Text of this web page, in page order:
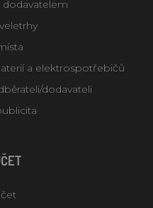
dodavatelem
a elektrospotřebičů
dodavateli